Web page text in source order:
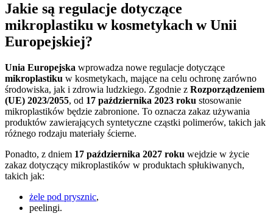
Jakie są regulacje dotyczące
mikroplastiku w kosmetykach w Unii
Europejskiej?
Unia Europejska wprowadza nowe regulacje dotyczące
mikroplastiku w kosmetykach, mające na celu ochronę zarówno
środowiska, jak i zdrowia ludzkiego. Zgodnie z Rozporządzeniem
(UE) 2023/2055, od 17 października 2023 roku stosowanie
mikroplastików będzie zabronione. To oznacza zakaz używania
produktów zawierających syntetyczne cząstki polimerów, takich jak
różnego rodzaju materiały ścierne.
Ponadto, z dniem 17 października 2027 roku wejdzie w życie
zakaz dotyczący mikroplastików w produktach spłukiwanych,
takich jak:
żele pod prysznic,
peelingi.